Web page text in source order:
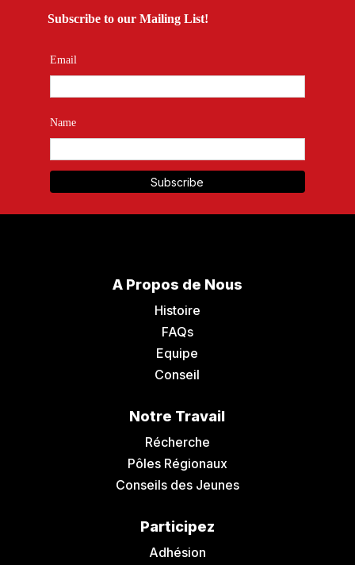
Subscribe to our Mailing List!
Email
Name
A Propos de Nous
Histoire
FAQs
Equipe
Conseil
Notre Travail
Récherche
Pôles Régionaux
Conseils des Jeunes
Participez
Adhésion